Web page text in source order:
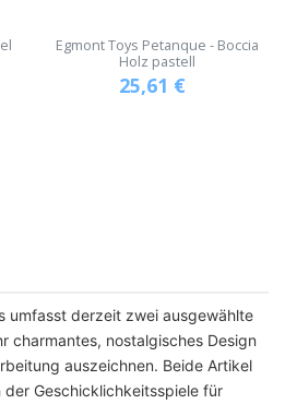
Egmont Toys Petanque - Boccia
Holz pastell
25,61 €
umfasst derzeit zwei ausgewählte
charmantes, nostalgisches Design
auszeichnen. Beide Artikel
der Geschicklichkeitsspiele für